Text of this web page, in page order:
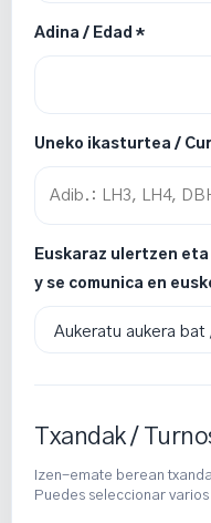
Adina / Edad *
Uneko ikasturtea /
Euskaraz ulertzen
y se comunica en
Txandak /
Izen-emate berean
Puedes seleccionar